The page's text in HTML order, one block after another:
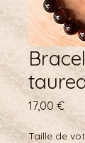
17,00 €Prix
Taille de